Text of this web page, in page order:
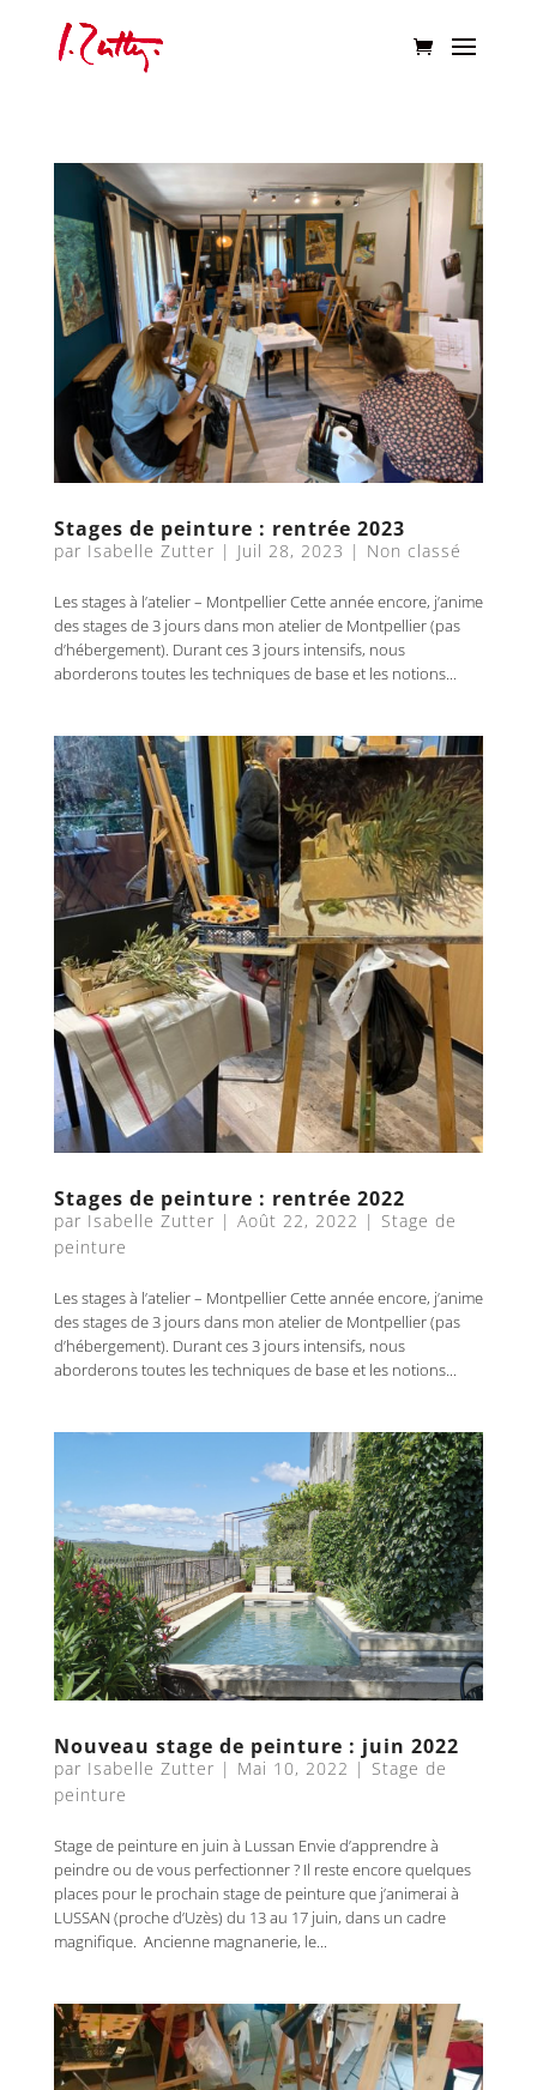
Stages de peinture : rentrée 2023
par Isabelle Zutter | Juil 28, 2023 | Non classé
Les stages à l’atelier – Montpellier Cette année encore, j’anime
des stages de 3 jours dans mon atelier de Montpellier (pas
d’hébergement). Durant ces 3 jours intensifs, nous
aborderons toutes les techniques de base et les notions...
Stages de peinture : rentrée 2022
par Isabelle Zutter | Août 22, 2022 | Stage de
peinture
Les stages à l’atelier – Montpellier Cette année encore, j’anime
des stages de 3 jours dans mon atelier de Montpellier (pas
d’hébergement). Durant ces 3 jours intensifs, nous
aborderons toutes les techniques de base et les notions...
Nouveau stage de peinture : juin 2022
par Isabelle Zutter | Mai 10, 2022 | Stage de
peinture
Stage de peinture en juin à Lussan Envie d’apprendre à
peindre ou de vous perfectionner ? Il reste encore quelques
places pour le prochain stage de peinture que j’animerai à
LUSSAN (proche d’Uzès) du 13 au 17 juin, dans un cadre
magnifique. Ancienne magnanerie, le...